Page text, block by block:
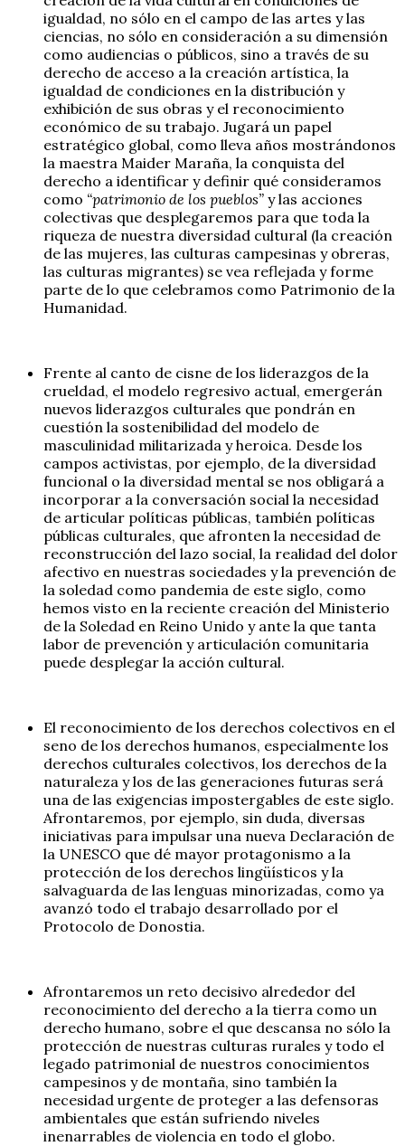
igualdad, no sólo en el campo de las artes y las
ciencias, no sólo en consideración a su dimensión
como audiencias o públicos, sino a través de su
derecho de acceso a la creación artística, la
igualdad de condiciones en la distribución y
exhibición de sus obras y el reconocimiento
económico de su trabajo. Jugará un papel
estratégico global, como lleva años mostrándonos
la maestra Maider Maraña, la conquista del
derecho a identificar y definir qué consideramos
como “patrimonio de los pueblos” y las acciones
colectivas que desplegaremos para que toda la
riqueza de nuestra diversidad cultural (la creación
de las mujeres, las culturas campesinas y obreras,
las culturas migrantes) se vea reflejada y forme
parte de lo que celebramos como Patrimonio de la
Humanidad.
Frente al canto de cisne de los liderazgos de la
crueldad, el modelo regresivo actual, emergerán
nuevos liderazgos culturales que pondrán en
cuestión la sostenibilidad del modelo de
masculinidad militarizada y heroica. Desde los
campos activistas, por ejemplo, de la diversidad
funcional o la diversidad mental se nos obligará a
incorporar a la conversación social la necesidad
de articular políticas públicas, también políticas
públicas culturales, que afronten la necesidad de
reconstrucción del lazo social, la realidad del dolor
afectivo en nuestras sociedades y la prevención de
la soledad como pandemia de este siglo, como
hemos visto en la reciente creación del Ministerio
de la Soledad en Reino Unido y ante la que tanta
labor de prevención y articulación comunitaria
puede desplegar la acción cultural.
El reconocimiento de los derechos colectivos en el
seno de los derechos humanos, especialmente los
derechos culturales colectivos, los derechos de la
naturaleza y los de las generaciones futuras será
una de las exigencias impostergables de este siglo.
Afrontaremos, por ejemplo, sin duda, diversas
iniciativas para impulsar una nueva Declaración de
la UNESCO que dé mayor protagonismo a la
protección de los derechos lingüísticos y la
salvaguarda de las lenguas minorizadas, como ya
avanzó todo el trabajo desarrollado por el
Protocolo de Donostia.
Afrontaremos un reto decisivo alrededor del
reconocimiento del derecho a la tierra como un
derecho humano, sobre el que descansa no sólo la
protección de nuestras culturas rurales y todo el
legado patrimonial de nuestros conocimientos
campesinos y de montaña, sino también la
necesidad urgente de proteger a las defensoras
ambientales que están sufriendo niveles
inenarrables de violencia en todo el globo.